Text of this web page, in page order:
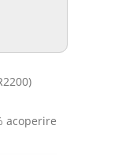
acoperire